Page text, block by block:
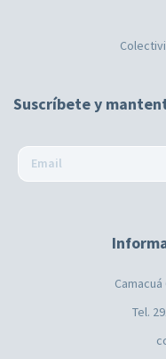
Suscríbete y
Tel.